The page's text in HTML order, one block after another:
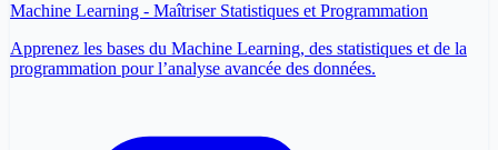
Machine Learning - Maîtriser Statistiques et Programmation
Apprenez les bases du Machine Learning, des statistiques et de la
programmation pour l’analyse avancée des données.